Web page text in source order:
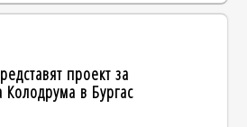
проект за
в Бургас